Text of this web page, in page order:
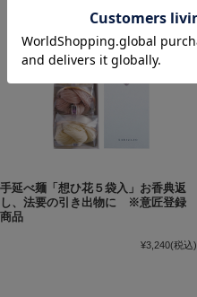
手延べ麺「想ひ花５袋入」お香典返
し、法要の引き出物に ※意匠登録
商品
¥3,240(税込)